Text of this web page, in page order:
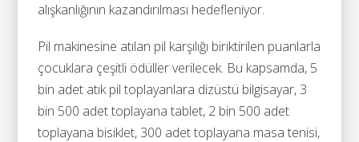
alışkanlığının kazandırılması hedefleniyor.
Pil makinesine atılan pil karşılığı biriktirilen puanlarla
çocuklara çeşitli ödüller verilecek. Bu kapsamda, 5
bin adet atık pil toplayanlara dizüstü bilgisayar, 3
bin 500 adet toplayana tablet, 2 bin 500 adet
toplayana bisiklet, 300 adet toplayana masa tenisi,